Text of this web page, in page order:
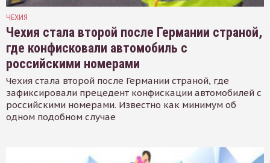
ЧЕХИЯ
Чехия стала второй после Германии страной,
где конфисковали автомобиль с
российскими номерами
Чехия стала второй после Германии страной, где
зафиксировали прецедент конфискации автомобилей с
российскими номерами. Известно как минимум об
одном подобном случае